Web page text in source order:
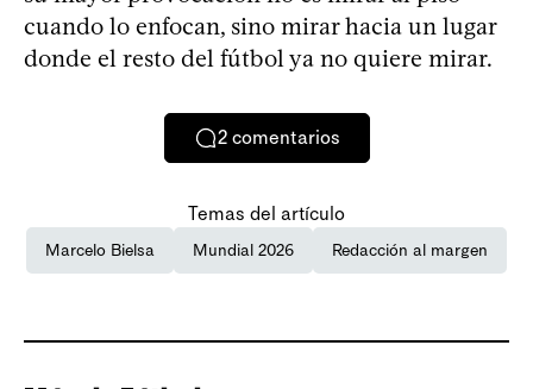
cuando lo enfocan, sino mirar hacia un lugar
donde el resto del fútbol ya no quiere mirar.
2 comentarios
Temas del artículo
Marcelo Bielsa Mundial 2026 Redacción al margen